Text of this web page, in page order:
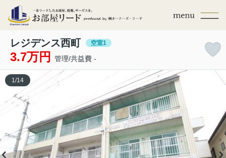
レジデンス西町 空室1
3.7万円 管理/共益費 -
1 /14